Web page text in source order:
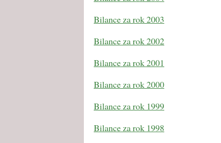
Bilance za rok 2003
Bilance za rok 2002
Bilance za rok 2001
Bilance za rok 2000
Bilance za rok 1999
Bilance za rok 1998